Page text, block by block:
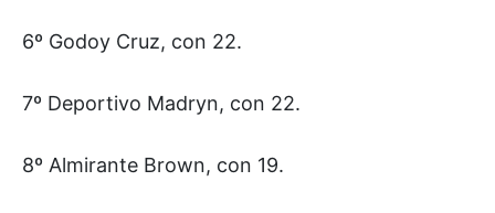
6º Godoy Cruz, con 22.
7º Deportivo Madryn, con 22.
8º Almirante Brown, con 19.